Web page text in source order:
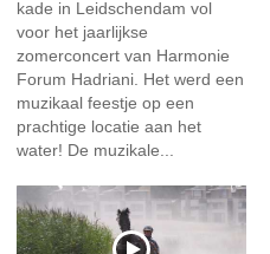
kade in Leidschendam vol
voor het jaarlijkse
zomerconcert van Harmonie
Forum Hadriani. Het werd een
muzikaal feestje op een
prachtige locatie aan het
water! De muzikale...